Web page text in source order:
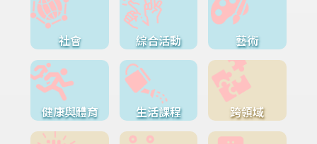
社會 綜合活動 藝術
健康與體育 生活課程 跨領域